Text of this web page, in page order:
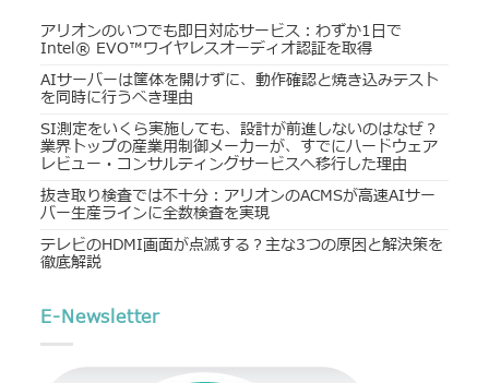
アリオンのいつでも即日対応サービス：わずか1日で
Intel® EVO™ワイヤレスオーディオ認証を取得
AIサーバーは筐体を開けずに、動作確認と焼き込みテスト
を同時に行うべき理由
SI測定をいくら実施しても、設計が前進しないのはなぜ？
業界トップの産業用制御メーカーが、すでにハードウェア
レビュー・コンサルティングサービスへ移行した理由
抜き取り検査では不十分：アリオンのACMSが高速AIサー
バー生産ラインに全数検査を実現
テレビのHDMI画面が点滅する？主な3つの原因と解決策を
徹底解説
E-Newsletter